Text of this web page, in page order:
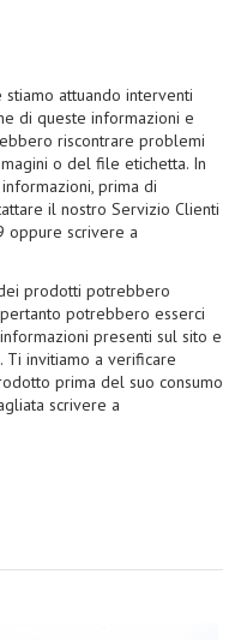
attuando interventi
di queste informazioni e
riscontrare problemi
o del file etichetta. In
prima di
il nostro Servizio Clienti
oppure scrivere a
prodotti potrebbero
potrebbero esserci
presenti sul sito e
invitiamo a verificare
prima del suo consumo
scrivere a